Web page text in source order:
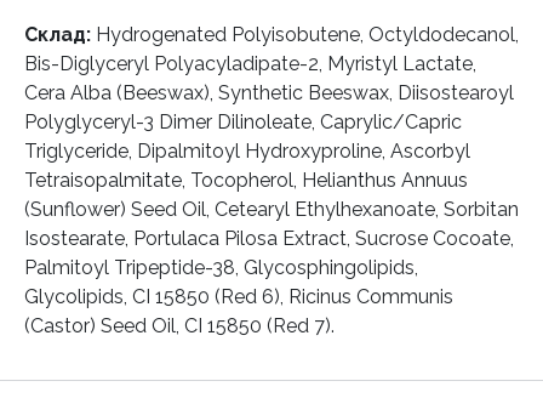
Склад: Hydrogenated Polyisobutene, Octyldodecanol,
Bis-Diglyceryl Polyacyladipate-2, Myristyl Lactate,
Cera Alba (Beeswax), Synthetic Beeswax, Diisostearoyl
Polyglyceryl-3 Dimer Dilinoleate, Caprylic/Capric
Triglyceride, Dipalmitoyl Hydroxyproline, Ascorbyl
Tetraisopalmitate, Tocopherol, Helianthus Annuus
(Sunflower) Seed Oil, Cetearyl Ethylhexanoate, Sorbitan
Isostearate, Portulaca Pilosa Extract, Sucrose Cocoate,
Palmitoyl Tripeptide-38, Glycosphingolipids,
Glycolipids, CI 15850 (Red 6), Ricinus Communis
(Castor) Seed Oil, CI 15850 (Red 7).